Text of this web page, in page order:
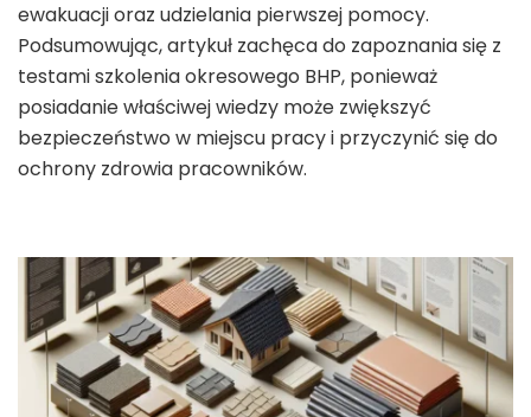
ewakuacji oraz udzielania pierwszej pomocy.
Podsumowując, artykuł zachęca do zapoznania się z
testami szkolenia okresowego BHP, ponieważ
posiadanie właściwej wiedzy może zwiększyć
bezpieczeństwo w miejscu pracy i przyczynić się do
ochrony zdrowia pracowników.